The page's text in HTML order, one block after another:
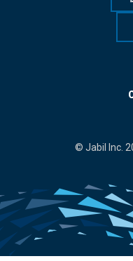
© Jabil Inc.